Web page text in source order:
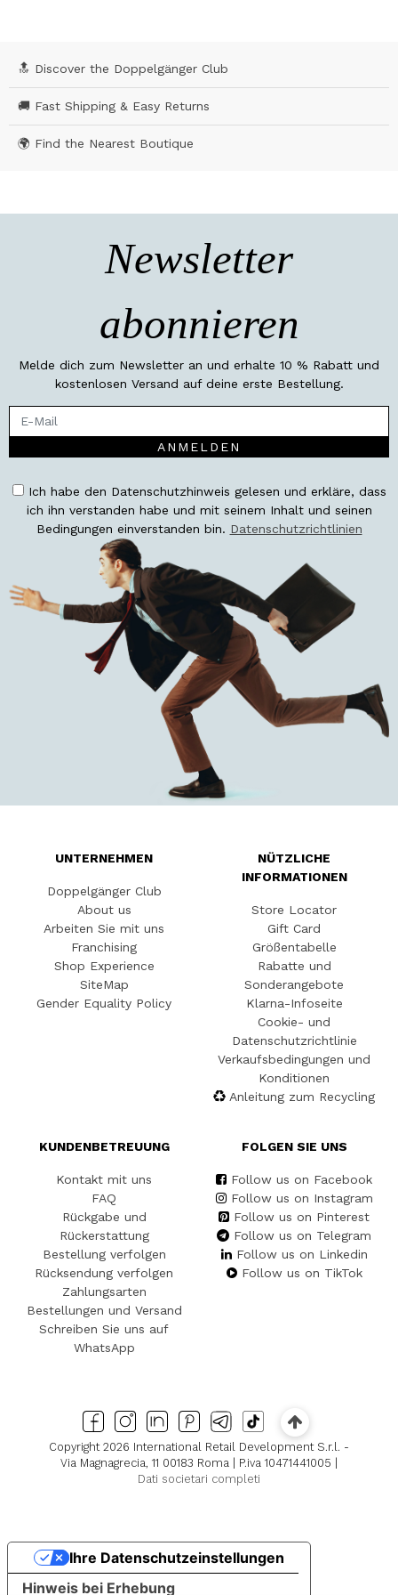
🔝 Discover the Doppelgänger Club
🚚 Fast Shipping & Easy Returns
🌍 Find the Nearest Boutique
Newsletter
abonnieren
Melde dich zum Newsletter an und erhalte 10 % Rabatt und
kostenlosen Versand auf deine erste Bestellung.
ANMELDEN
Ich habe den Datenschutzhinweis gelesen und erkläre, dass
ich ihn verstanden habe und mit seinem Inhalt und seinen
Bedingungen einverstanden bin. Datenschutzrichtlinien
UNTERNEHMEN
Doppelgänger Club
About us
Arbeiten Sie mit uns
Franchising
Shop Experience
SiteMap
Gender Equality Policy
NÜTZLICHE
INFORMATIONEN
Store Locator
Gift Card
Größentabelle
Rabatte und
Sonderangebote
Klarna-Infoseite
Cookie- und
Datenschutzrichtlinie
Verkaufsbedingungen und
Konditionen
Anleitung zum Recycling
KUNDENBETREUUNG
Kontakt mit uns
FAQ
Rückgabe und
Rückerstattung
Bestellung verfolgen
Rücksendung verfolgen
Zahlungsarten
Bestellungen und Versand
Schreiben Sie uns auf
WhatsApp
FOLGEN SIE UNS
Follow us on Facebook
Follow us on Instagram
Follow us on Pinterest
Follow us on Telegram
Follow us on Linkedin
Follow us on TikTok
Copyright 2026 International Retail Development S.r.l. -
Via Magnagrecia, 11 00183 Roma | P.iva 10471441005 |
Dati societari completi
Hinweis bei Erhebung
Ihre Datenschutzeinstellungen